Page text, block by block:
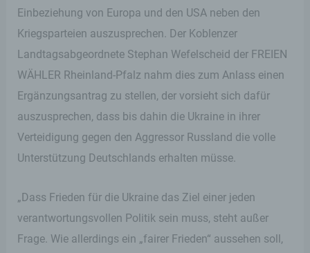
Einbeziehung von Europa und den USA neben den
Kriegsparteien auszusprechen. Der Koblenzer
Landtagsabgeordnete Stephan Wefelscheid der FREIEN
WÄHLER Rheinland-Pfalz nahm dies zum Anlass einen
Ergänzungsantrag zu stellen, der vorsieht sich dafür
auszusprechen, dass bis dahin die Ukraine in ihrer
Verteidigung gegen den Aggressor Russland die volle
Unterstützung Deutschlands erhalten müsse.
„Dass Frieden für die Ukraine das Ziel einer jeden
verantwortungsvollen Politik sein muss, steht außer
Frage. Wie allerdings ein „fairer Frieden“ aussehen soll,